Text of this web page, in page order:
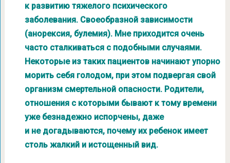
к развитию тяжелого психического
заболевания. Своеобразной зависимости
(анорексия, булемия). Мне приходится очень
часто сталкиваться с подобными случаями.
Некоторые из таких пациентов начинают упорно
морить себя голодом, при этом подвергая свой
организм смертельной опасности. Родители,
отношения с которыми бывают к тому времени
уже безнадежно испорчены, даже
и не догадываются, почему их ребенок имеет
столь жалкий и истощенный вид.